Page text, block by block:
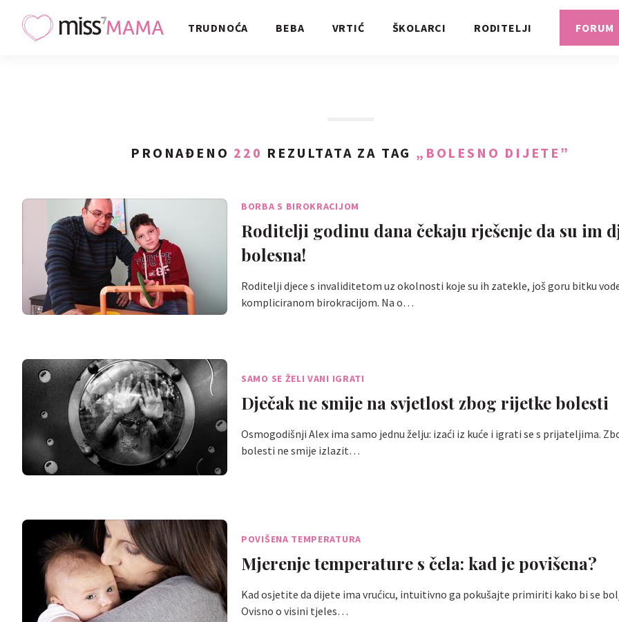
TRUDNOĆA BEBA VRTIĆ ŠKOLARCI RODITELJI FORUM
PRONAĐENO 220 REZULTATA ZA TAG „BOLESNO DIJETE”
BORBA S BIROKRACIJOM
Roditelji godinu dana čekaju rješenje da su im
bolesna!
Roditelji djece s invaliditetom uz okolnosti koje su ih zatekle, još goru bitku
kompliciranom birokracijom. Na o…
SAMO SE ŽELI VANI IGRATI
Dječak ne smije na svjetlost zbog rijetke bolesti
Osmogodišnji Alex ima samo jednu želju: izaći iz kuće i igrati se s prijateljima.
bolesti ne smije izlazit…
POVIŠENA TEMPERATURA
Mjerenje temperature s čela: kad je povišena?
Kad osjetite da dijete ima vrućicu, intuitivno ga pokušajte primiriti kako bi se
Ovisno o visini tjeles…